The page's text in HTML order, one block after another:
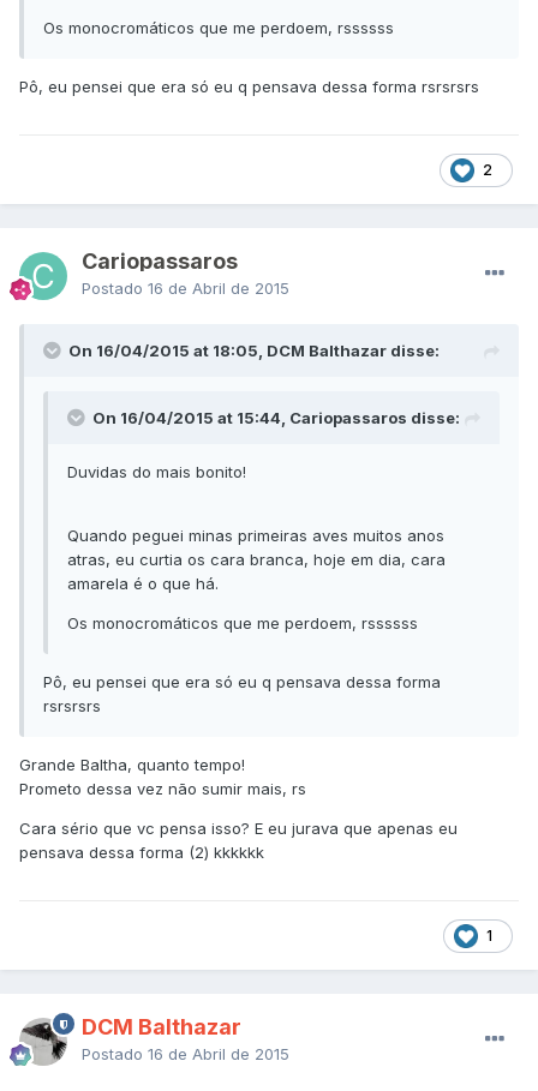
Os monocromáticos que me perdoem, rssssss
​Pô, eu pensei que era só eu q pensava dessa forma rsrsrsrs
2
Cariopassaros
Postado 16 de Abril de 2015
On 16/04/2015 at 18:05, DCM Balthazar disse:
On 16/04/2015 at 15:44, Cariopassaros disse:
Duvidas do mais bonito!
Quando peguei minas primeiras aves muitos anos
atras, eu curtia os cara branca, hoje em dia, cara
amarela é o que há.
Os monocromáticos que me perdoem, rssssss
​Pô, eu pensei que era só eu q pensava dessa forma
rsrsrsrs
​Grande Baltha, quanto tempo!
Prometo dessa vez não sumir mais, rs
Cara sério que vc pensa isso? E eu jurava que apenas eu
pensava dessa forma (2) kkkkkk
1
DCM Balthazar
Postado 16 de Abril de 2015